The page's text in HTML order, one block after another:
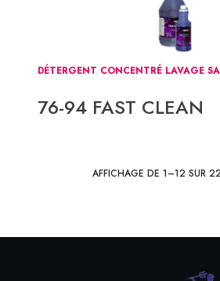
DÉTERGENT CONCENTRÉ LAVAGE
76-94 FAST CLEAN
AFFICHAGE DE 1–12 SUR 22